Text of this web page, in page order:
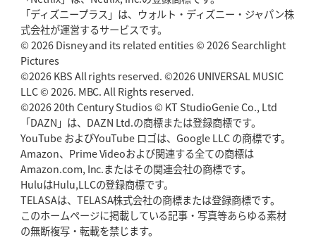
「ディズニープラス」は、ウォルト・ディズニー・ジャパン株
式会社が運営するサービスです。
© 2026 Disney and its related entities © 2026 Searchlight
Pictures
©2026 KBS All rights reserved. ©2026 UNIVERSAL MUSIC
LLC © 2026. MBC. All Rights reserved.
©2026 20th Century Studios © KT StudioGenie Co., Ltd
「DAZN」は、DAZN Ltd.の商標または登録商標です。
YouTube およびYouTube ロゴは、Google LLC の商標です。
Amazon、Prime Videoおよび関連する全ての商標は
Amazon.com, Inc.またはその関連会社の商標です。
HuluはHulu,LLCの登録商標です。
TELASAは、TELASA株式会社の商標または登録商標です。
このホームページに掲載している記事・写真等あらゆる素材
の無断複写・転載を禁じます。